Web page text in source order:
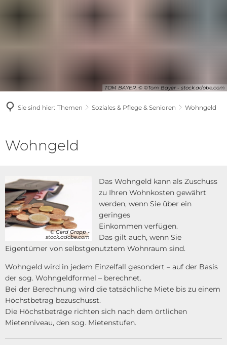
TOM BAYER, © ©Tom Bayer - stock.adobe.com
Sie sind hier: Themen Soziales & Pflege & Senioren Wohngeld
Wohngeld
Wohngeld
© Gerd Gropp -
stock.adobe.com
Das Wohngeld kann als Zuschuss
zu Ihren Wohnkosten gewährt
werden, wenn Sie über ein
geringes
Einkommen verfügen.
Das gilt auch, wenn Sie
Eigentümer von selbstgenutztem Wohnraum sind.
Wohngeld wird in jedem Einzelfall gesondert – auf der Basis
der sog. Wohngeldformel – berechnet.
Bei der Berechnung wird die tatsächliche Miete bis zu einem
Höchstbetrag bezuschusst.
Die Höchstbeträge richten sich nach dem örtlichen
Mietenniveau, den sog. Mietenstufen.